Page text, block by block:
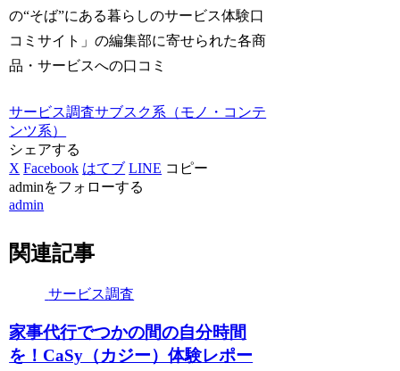
の“そば”にある暮らしのサービス体験口
コミサイト」の編集部に寄せられた各商
品・サービスへの口コミ
サービス調査サブスク系（モノ・コンテ
ンツ系）
シェアする
X Facebook はてブ LINE コピー
adminをフォローする
admin
関連記事
サービス調査
家事代行でつかの間の自分時間
を！CaSy（カジー）体験レポー